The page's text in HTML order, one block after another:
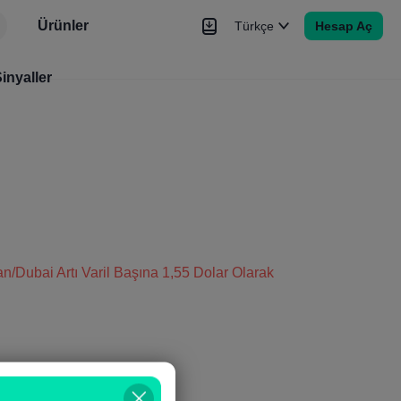
Ürünler
Haberler
Türkçe Hesap Aç
Dubai Artı Varil Başına 1,55 Dolar Olarak